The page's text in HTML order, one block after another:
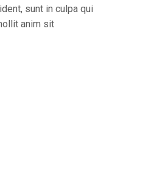
sunt in culpa qui
anim sit